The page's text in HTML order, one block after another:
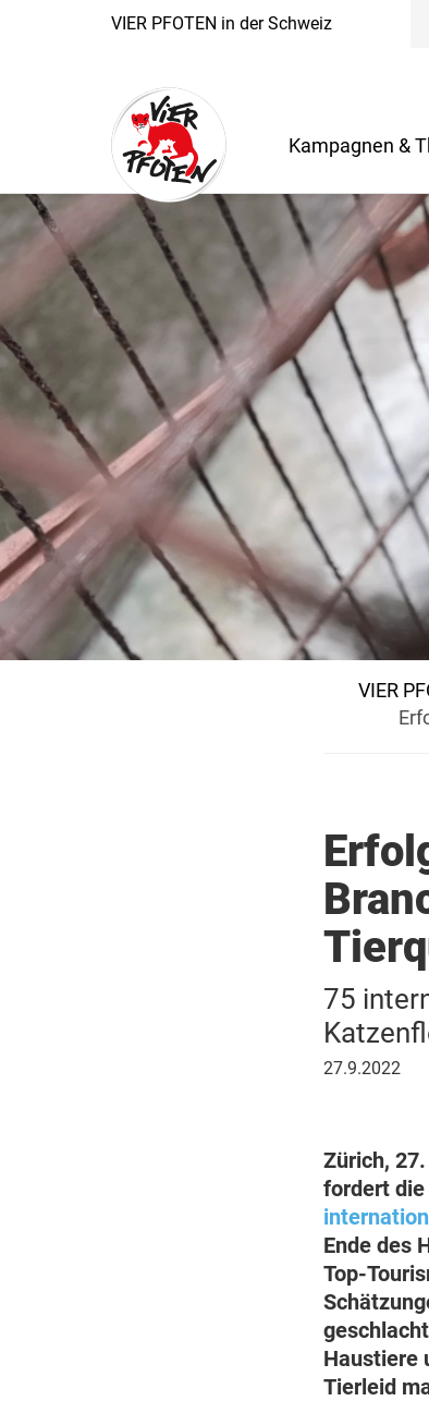
VIER PFOTEN in der Schweiz
Kampagnen &
VIER
75
27.
27.9.2022
Zürich,
fordert die
Ende des
Top-
Haustiere
Tierleid